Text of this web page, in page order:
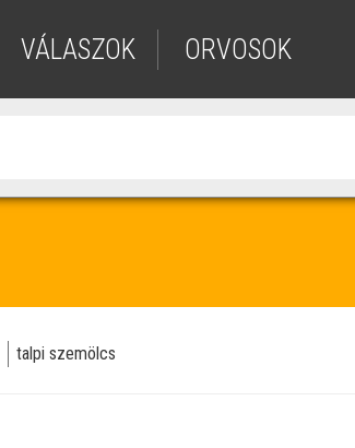
VÁLASZOK ORVOSOK
talpi szemölcs